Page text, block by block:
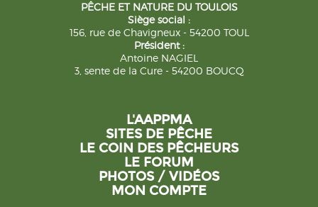
PÊCHE ET NATURE DU TOULOIS
Siège social :
156, rue de Chavigneux - 54200 TOUL
Président :
Antoine NAGIEL
3, sente de la Cure - 54200 BOUCQ
L'AAPPMA
SITES DE PÊCHE
LE COIN DES PÊCHEURS
LE FORUM
PHOTOS / VIDÉOS
MON COMPTE